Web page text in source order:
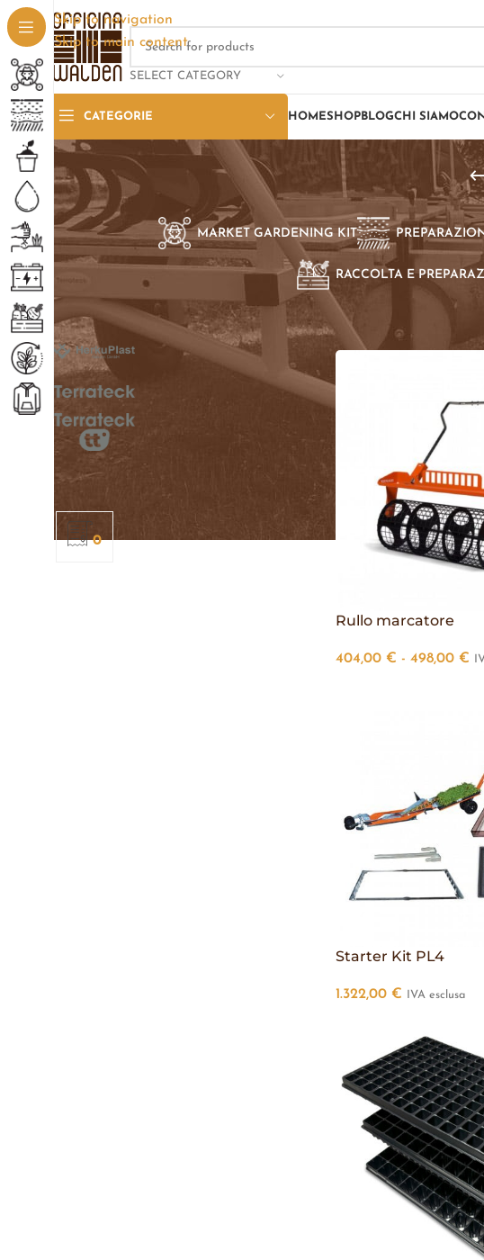
Skip to navigation
Skip to main content
SELECT CATEGORY
CATEGORIE HOMESHOP BLOGCHI SIAMO
MARKET GARDENING KIT
RACCOLTA E
SELEZIONE PER BRAND
Herkuplast
4
Terrateck TT
0
Home Prodotti
Rullo marcatore
404,00 € - 498,00 €
Starter Kit PL4
1.322,00 € IVA esclusa